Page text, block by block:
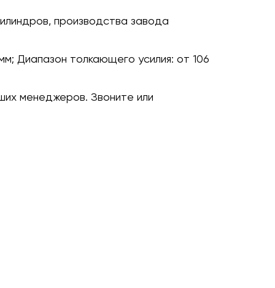
производства завода
Диапазон толкающего усилия: от 106
менеджеров. Звоните или